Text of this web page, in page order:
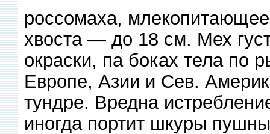
россомаха,
хвоста — до 18 см. Мех
окраски, па боках тела по
Европе, Азии и Сев.
тундре. Вредна
иногда портит шкуры